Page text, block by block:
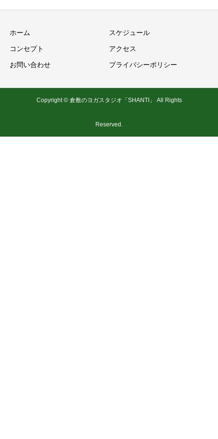
ホーム スケジュール
コンセプト アクセス
お問い合わせ プライバシーポリシー
Copyright © 倉敷のヨガスタジオ「SHANTI」 All Rights
Reserved.